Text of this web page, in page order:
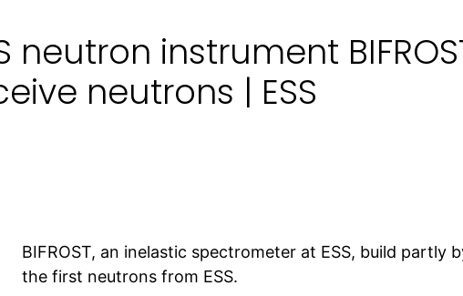
neutron instrument
neutrons | ESS
BIFROST, an inelastic spectrometer at ESS, build partly
the first neutrons from ESS.